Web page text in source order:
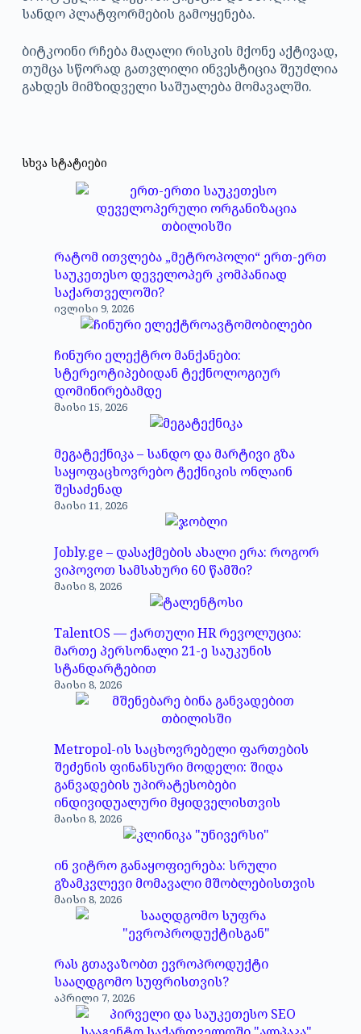
სანდო პლატფორმების გამოყენება.
ბიტკოინი რჩება მაღალი რისკის მქონე აქტივად,
თუმცა სწორად გათვლილი ინვესტიცია შეუძლია
გახდეს მიმზიდველი საშუალება მომავალში.
სხვა სტატიები
რატომ ითვლება „მეტროპოლი“ ერთ-ერთ
საუკეთესო დეველოპერ კომპანიად
საქართველოში?
ივლისი 9, 2026
ჩინური ელექტრო მანქანები:
სტერეოტიპებიდან ტექნოლოგიურ
დომინირებამდე
მაისი 15, 2026
მეგატექნიკა – სანდო და მარტივი გზა
საყოფაცხოვრებო ტექნიკის ონლაინ
შესაძენად
მაისი 11, 2026
Jobly.ge – დასაქმების ახალი ერა: როგორ
ვიპოვოთ სამსახური 60 წამში?
მაისი 8, 2026
TalentOS — ქართული HR რევოლუცია:
მართე პერსონალი 21-ე საუკუნის
სტანდარტებით
მაისი 8, 2026
Metropol-ის საცხოვრებელი ფართების
შეძენის ფინანსური მოდელი: შიდა
განვადების უპირატესობები
ინდივიდუალური მყიდველისთვის
მაისი 8, 2026
ინ ვიტრო განაყოფიერება: სრული
გზამკვლევი მომავალი მშობლებისთვის
მაისი 8, 2026
რას გთავაზობთ ევროპროდუქტი
სააღდგომო სუფრისთვის?
აპრილი 7, 2026